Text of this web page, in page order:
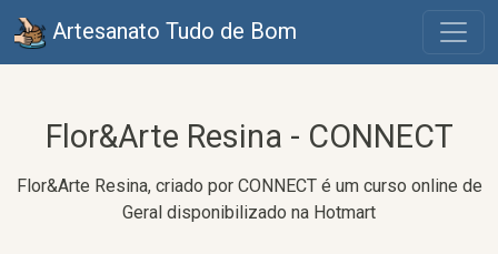
Artesanato Tudo de Bom
Flor&Arte Resina - CONNECT
Flor&Arte Resina, criado por CONNECT é um curso online de
Geral disponibilizado na Hotmart